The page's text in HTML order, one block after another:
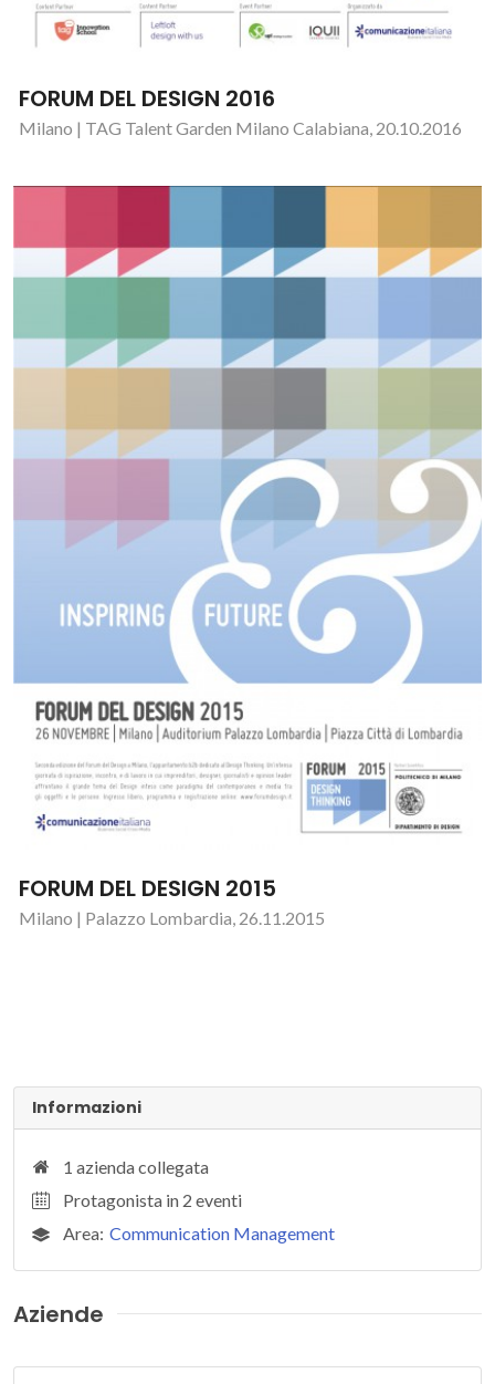
FORUM DEL DESIGN 2016
Milano | TAG Talent Garden Milano Calabiana, 20.10.2016
FORUM DEL DESIGN 2015
Milano | Palazzo Lombardia, 26.11.2015
Informazioni
1 azienda collegata
Protagonista in 2 eventi
Area: Communication Management
Aziende